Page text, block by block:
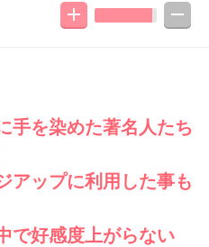
手を染めた著名人たち
アップに利用した事も
で好感度上がらない